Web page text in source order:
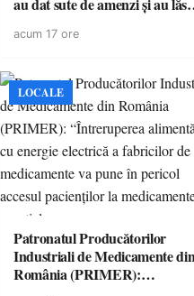
singură zi
acum 17 ore
LOCALE
Patronatul Producătorilor
Industriali de Medicamente
România (PRIMER):